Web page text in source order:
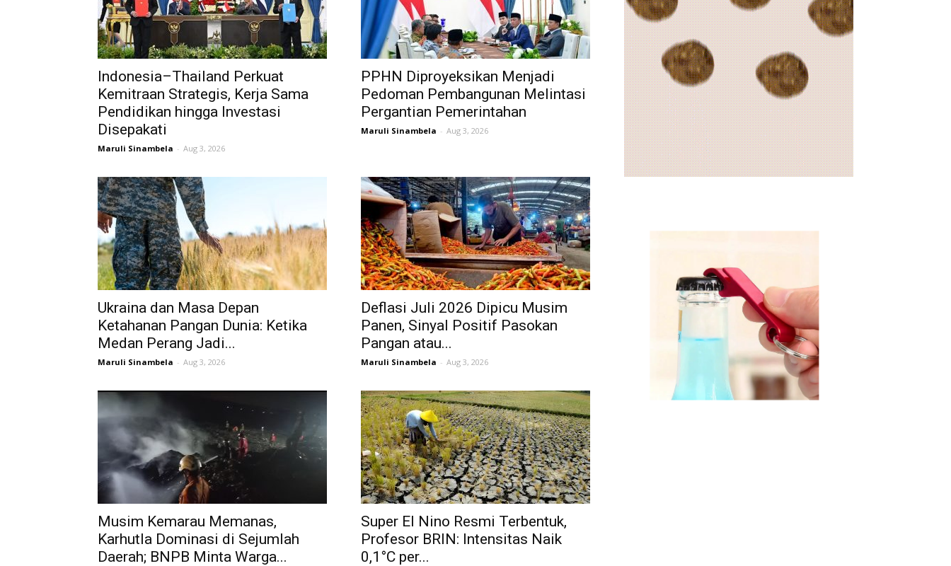
Indonesia–Thailand Perkuat
Kemitraan Strategis, Kerja Sama
Pendidikan hingga Investasi
Disepakati
Maruli Sinambela - Aug 3, 2026
PPHN Diproyeksikan Menjadi
Pedoman Pembangunan Melintasi
Pergantian Pemerintahan
Maruli Sinambela - Aug 3, 2026
Ukraina dan Masa Depan
Ketahanan Pangan Dunia: Ketika
Medan Perang Jadi...
Maruli Sinambela - Aug 3, 2026
Deflasi Juli 2026 Dipicu Musim
Panen, Sinyal Positif Pasokan
Pangan atau...
Maruli Sinambela - Aug 3, 2026
Musim Kemarau Memanas,
Karhutla Dominasi di Sejumlah
Daerah; BNPB Minta Warga...
Super El Nino Resmi Terbentuk,
Profesor BRIN: Intensitas Naik
0,1°C per...